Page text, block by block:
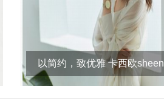
以简约，致优雅 卡西欧sheen
she-4544系